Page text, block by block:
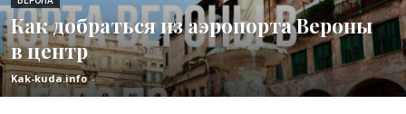
Как добраться из аэропорта Вероны
в центр
Kak-kuda.info -